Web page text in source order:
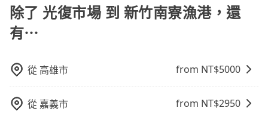
用到不熟悉的司機或者轉單給其他車行的情況比同行更
低，如此便反應在服務品質的控管會更佳。但tripool網
站上的價格是動態的，一般來說越早預訂價格越優，且
要從光復市場去新竹南寮漁港，請儘早下訂以把握最划
寄出電子收據。
站，相對便宜經濟。 計程車：乘坐計程車到達或離開火
車站，方便快捷但昂貴。 捷運/輕軌：通過捷運或輕軌到
達或離開火車站，快捷便利。 包車：預定包車到達或離
除了 光復市場 到 新竹南寮漁港，還
有⋯
從 高雄市 from NT$5000
從 嘉義市 from NT$2950